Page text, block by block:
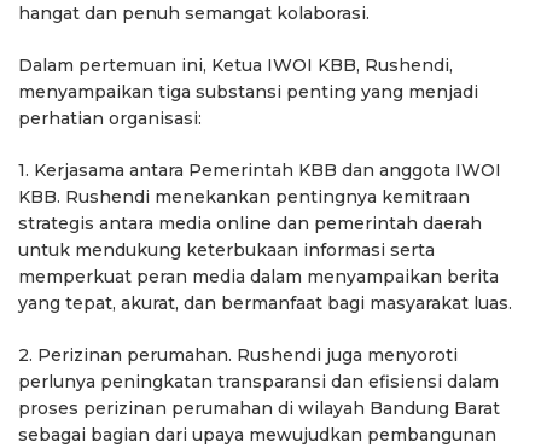
hangat dan penuh semangat kolaborasi.
Dalam pertemuan ini, Ketua IWOI KBB, Rushendi,
menyampaikan tiga substansi penting yang menjadi
perhatian organisasi:
1. Kerjasama antara Pemerintah KBB dan anggota IWOI
KBB. Rushendi menekankan pentingnya kemitraan
strategis antara media online dan pemerintah daerah
untuk mendukung keterbukaan informasi serta
memperkuat peran media dalam menyampaikan berita
yang tepat, akurat, dan bermanfaat bagi masyarakat luas.
2. Perizinan perumahan. Rushendi juga menyoroti
perlunya peningkatan transparansi dan efisiensi dalam
proses perizinan perumahan di wilayah Bandung Barat
sebagai bagian dari upaya mewujudkan pembangunan